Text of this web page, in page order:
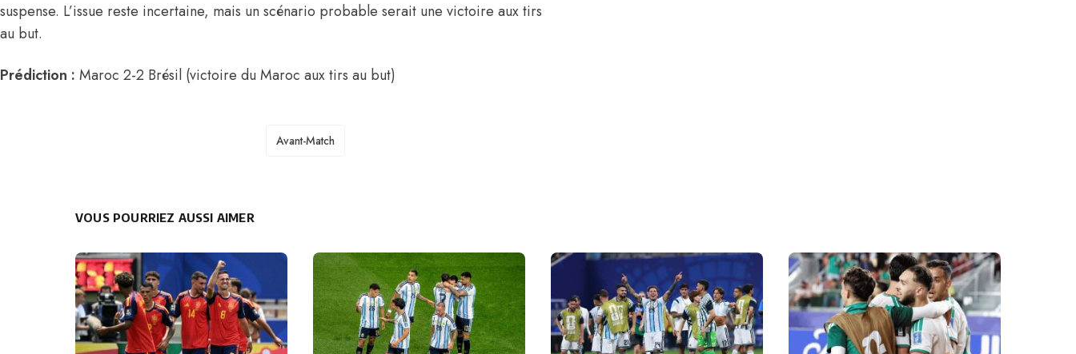
suspense. L’issue reste incertaine, mais un scénario probable serait une victoire aux tirs
au but.
Prédiction : Maroc 2-2 Brésil (victoire du Maroc aux tirs au but)
TAGS
Avant-Match
VOUS POURRIEZ AUSSI AIMER